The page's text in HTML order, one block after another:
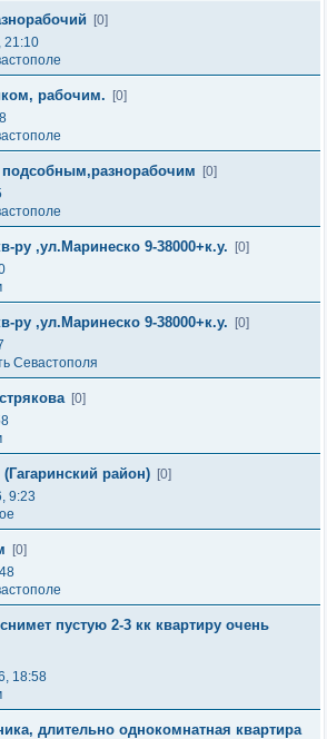
[0]
21:10
рабочим.
[0]
подсобным,разнорабочим
[0]
ру ,ул.Маринеско 9-38000+к.у.
[0]
ру ,ул.Маринеско 9-38000+к.у.
[0]
Севастополя
[0]
район) [0]
9:23
[0]
пустую 2-3 кк квартиру очень
18:58
длительно однокомнатная квартира